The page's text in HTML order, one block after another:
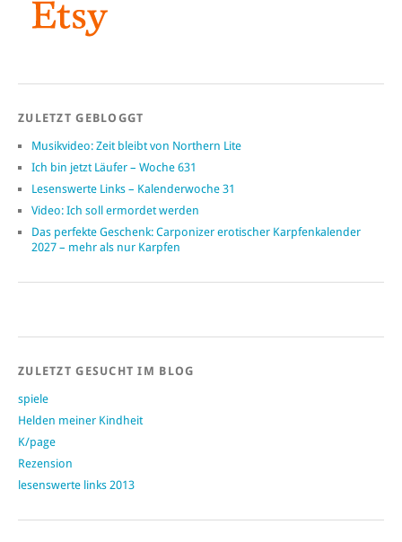
ZULETZT GEBLOGGT
Musikvideo: Zeit bleibt von Northern Lite
Ich bin jetzt Läufer – Woche 631
Lesenswerte Links – Kalenderwoche 31
Video: Ich soll ermordet werden
Das perfekte Geschenk: Carponizer erotischer Karpfenkalender
2027 – mehr als nur Karpfen
ZULETZT GESUCHT IM BLOG
spiele
Helden meiner Kindheit
K/page
Rezension
lesenswerte links 2013